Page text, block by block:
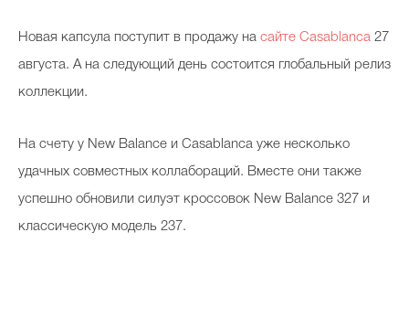
Новая капсула поступит в продажу на сайте Casablanca 27
августа. А на следующий день состоится глобальный релиз
коллекции.
На счету у New Balance и Casablanca уже несколько
удачных совместных коллабораций. Вместе они также
успешно обновили силуэт кроссовок New Balance 327 и
классическую модель 237.